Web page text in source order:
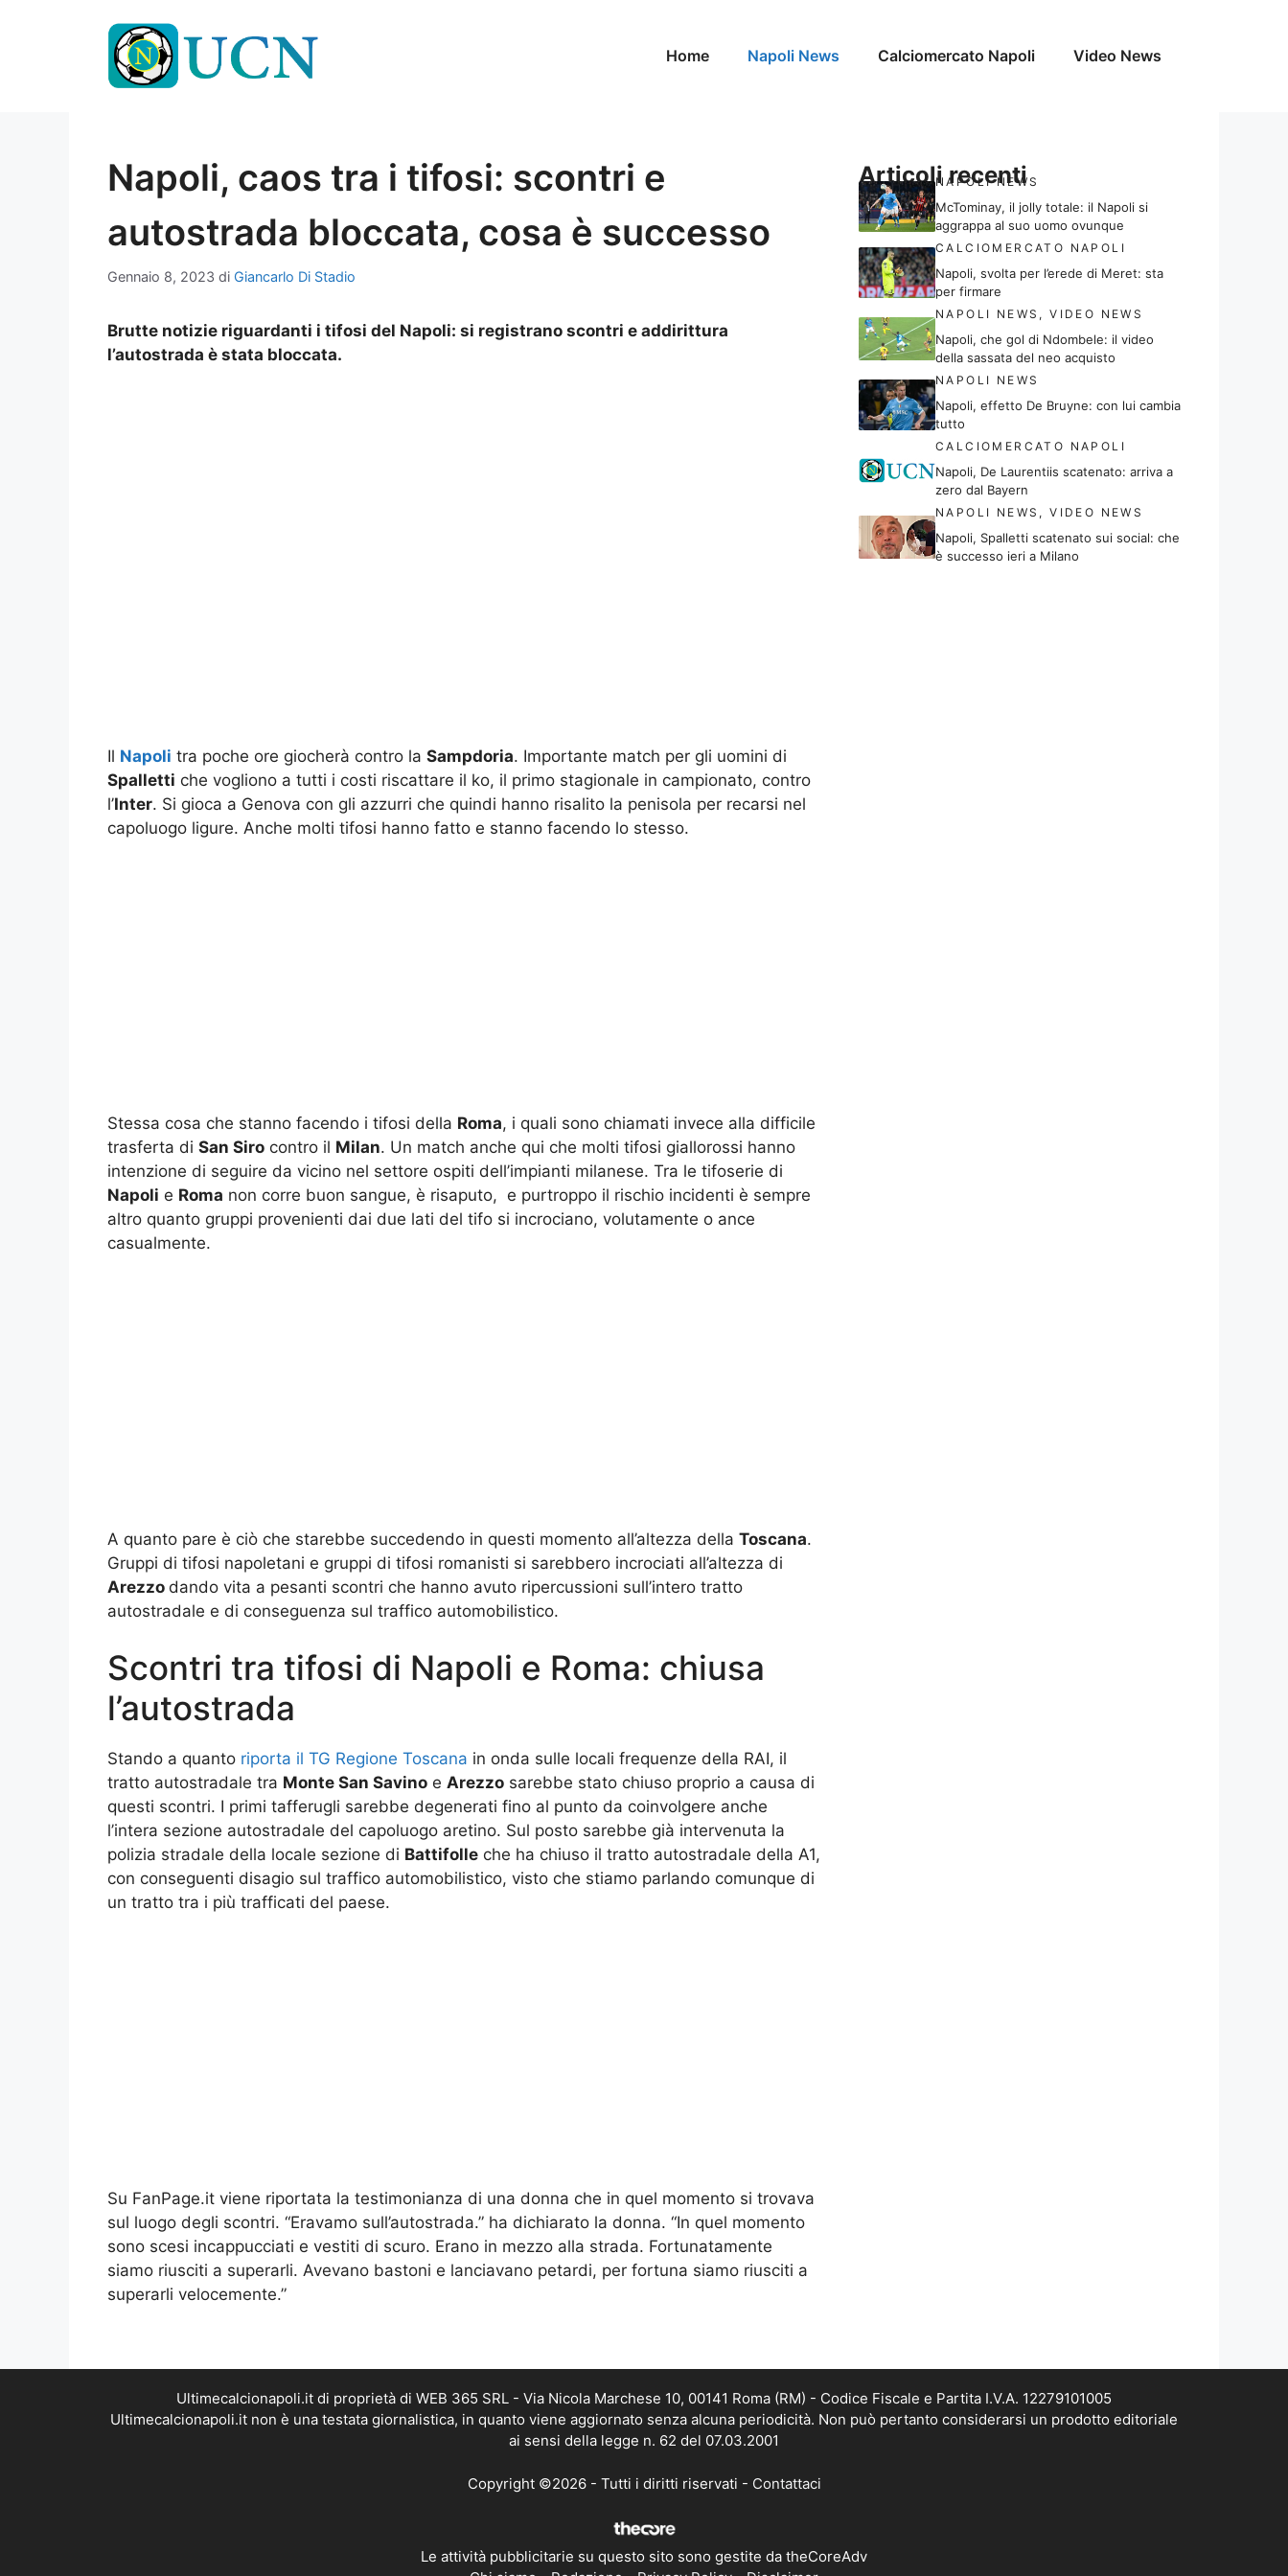
Home Napoli News Calciomercato Napoli Video News
Napoli, caos tra i tifosi: scontri e
autostrada bloccata, cosa è successo
Gennaio 8, 2023 di Giancarlo Di Stadio
Brutte notizie riguardanti i tifosi del Napoli: si registrano scontri e addirittura
l’autostrada è stata bloccata.
Il Napoli tra poche ore giocherà contro la Sampdoria. Importante match per gli uomini di
Spalletti che vogliono a tutti i costi riscattare il ko, il primo stagionale in campionato, contro
l’Inter. Si gioca a Genova con gli azzurri che quindi hanno risalito la penisola per recarsi nel
capoluogo ligure. Anche molti tifosi hanno fatto e stanno facendo lo stesso.
Stessa cosa che stanno facendo i tifosi della Roma, i quali sono chiamati invece alla difficile
trasferta di San Siro contro il Milan. Un match anche qui che molti tifosi giallorossi hanno
intenzione di seguire da vicino nel settore ospiti dell’impianti milanese. Tra le tifoserie di
Napoli e Roma non corre buon sangue, è risaputo, e purtroppo il rischio incidenti è sempre
altro quanto gruppi provenienti dai due lati del tifo si incrociano, volutamente o ance
casualmente.
A quanto pare è ciò che starebbe succedendo in questi momento all’altezza della Toscana.
Gruppi di tifosi napoletani e gruppi di tifosi romanisti si sarebbero incrociati all’altezza di
Arezzo dando vita a pesanti scontri che hanno avuto ripercussioni sull’intero tratto
autostradale e di conseguenza sul traffico automobilistico.
Scontri tra tifosi di Napoli e Roma: chiusa
l’autostrada
Stando a quanto riporta il TG Regione Toscana in onda sulle locali frequenze della RAI, il
tratto autostradale tra Monte San Savino e Arezzo sarebbe stato chiuso proprio a causa di
questi scontri. I primi tafferugli sarebbe degenerati fino al punto da coinvolgere anche
l’intera sezione autostradale del capoluogo aretino. Sul posto sarebbe già intervenuta la
polizia stradale della locale sezione di Battifolle che ha chiuso il tratto autostradale della A1,
con conseguenti disagio sul traffico automobilistico, visto che stiamo parlando comunque di
un tratto tra i più trafficati del paese.
Su FanPage.it viene riportata la testimonianza di una donna che in quel momento si trovava
sul luogo degli scontri. “Eravamo sull’autostrada.” ha dichiarato la donna. “In quel momento
sono scesi incappucciati e vestiti di scuro. Erano in mezzo alla strada. Fortunatamente
siamo riusciti a superarli. Avevano bastoni e lanciavano petardi, per fortuna siamo riusciti a
superarli velocemente.”
Articoli recenti
NAPOLI NEWS
McTominay, il jolly totale: il Napoli si
aggrappa al suo uomo ovunque
CALCIOMERCATO NAPOLI
Napoli, svolta per l’erede di Meret: sta
per firmare
NAPOLI NEWS ,VIDEO NEWS
Napoli, che gol di Ndombele: il video
della sassata del neo acquisto
NAPOLI NEWS
Napoli, effetto De Bruyne: con lui cambia
tutto
CALCIOMERCATO NAPOLI
Napoli, De Laurentiis scatenato: arriva a
zero dal Bayern
NAPOLI NEWS ,VIDEO NEWS
Napoli, Spalletti scatenato sui social: che
è successo ieri a Milano
Ultimecalcionapoli.it di proprietà di WEB 365 SRL - Via Nicola Marchese 10, 00141 Roma (RM) - Codice Fiscale e Partita I.V.A. 12279101005
Ultimecalcionapoli.it non è una testata giornalistica, in quanto viene aggiornato senza alcuna periodicità. Non può pertanto considerarsi un prodotto editoriale
ai sensi della legge n. 62 del 07.03.2001
Copyright ©2026 - Tutti i diritti riservati - Contattaci
Le attività pubblicitarie su questo sito sono gestite da theCoreAdv